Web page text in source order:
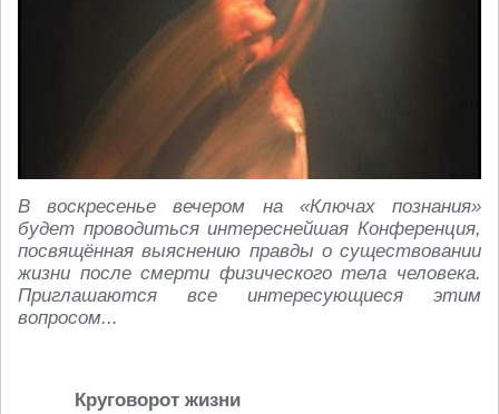
В воскресенье вечером на «Ключах познания»
будет проводиться интереснейшая Конференция,
посвящённая выяснению правды о существовании
жизни после смерти физического тела человека.
Приглашаются все интересующиеся этим
вопросом...
Круговорот жизни